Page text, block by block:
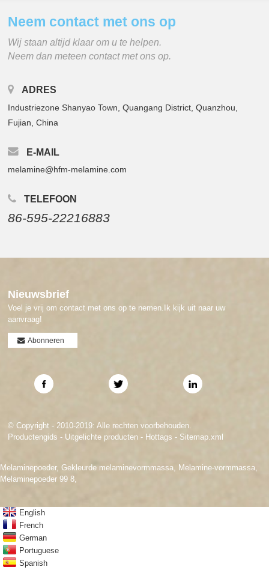
Neem contact met ons op
Wij staan ​​altijd klaar om u te helpen.
Neem dan meteen contact met ons op.
ADRES
Industriezone Shanyao Town, Quangang District, Quanzhou,
Fujian, China
E-MAIL
melamine@hfm-melamine.com
TELEFOON
86-595-22216883
Nieuwsbrief
Voel je vrij om contact met ons op te nemen.Ik kijk uit naar uw
aanvraag!
Abonneren
© Copyright - 2010-2019: Alle rechten voorbehouden.
Productengids - Uitgelichte producten - Hottags - Sitemap.xml
Melaminepoeder, Gekleurde melaminevormmassa, Melamine-vormmassa,
Melaminepoeder 99 8,
English
French
German
Portuguese
Spanish